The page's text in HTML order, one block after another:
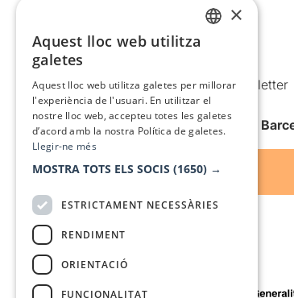
Política de cookies
Condicions d’ús
Comunicacions comercials i Newsletter
Anuncia’t
Vull rebre la newsletter de Teatre
Amb el suport de
×
Aquest lloc web utilitza
galetes
Aquest lloc web utilitza galetes per millorar
l'experiència de l'usuari. En utilitzar el
nostre lloc web, accepteu totes les galetes
d’acord amb la nostra Política de galetes.
Llegir-ne més
MOSTRA TOTS ELS SOCIS (1650) →
ESTRICTAMENT NECESSÀRIES
RENDIMENT
ORIENTACIÓ
FUNCIONALITAT